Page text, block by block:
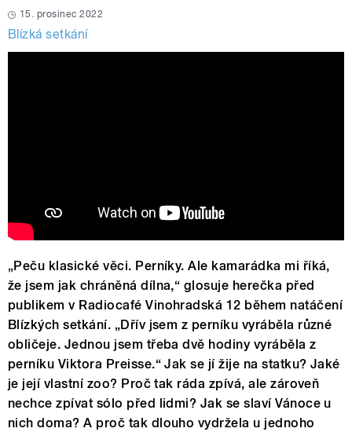
15. prosinec 2022
Blízká setkání
„Peču klasické věci. Perníky. Ale kamarádka mi říká,
že jsem jak chráněná dílna,“ glosuje herečka před
publikem v Radiocafé Vinohradská 12 během natáčení
Blízkých setkání. „Dřív jsem z perníku vyráběla různé
obličeje. Jednou jsem třeba dvě hodiny vyráběla z
perníku Viktora Preisse.“ Jak se jí žije na statku? Jaké
je její vlastní zoo? Proč tak ráda zpívá, ale zároveň
nechce zpívat sólo před lidmi? Jak se slaví Vánoce u
nich doma? A proč tak dlouho vydržela u jednoho